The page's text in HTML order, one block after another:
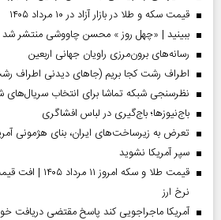
قیمت سکه و طلا در بازار آزاد در ۱۰ مرداد ۱۴۰۵
ببینید | «چهل روز » محسن چاووشی منتشر شد
رسانه‌های برون‌مرزی راویان جهانی اربعین
اطراف رشت کجا بریم (جاهای دیدنی اطراف
نظرسنجی شبکه تماشا برای انتخاب
باج‌نیوزها؛ باج‌گیری در لباس افشاگری
تعرض به زیرساخت‌های ایران، بنای هژمونی
سپر آمریکا نشوید
قیمت طلا و سکه
نرخ ارز
آمریکا ماجراجویی کند پاسخ مقتضی دریافت